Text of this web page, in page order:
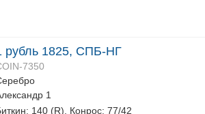
рубль 1825, СПБ-НГ
7350
1
140 (R), Конрос: 77/42